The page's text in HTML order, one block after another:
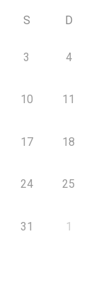
S D
3 4
10 11
17 18
24 25
31 1